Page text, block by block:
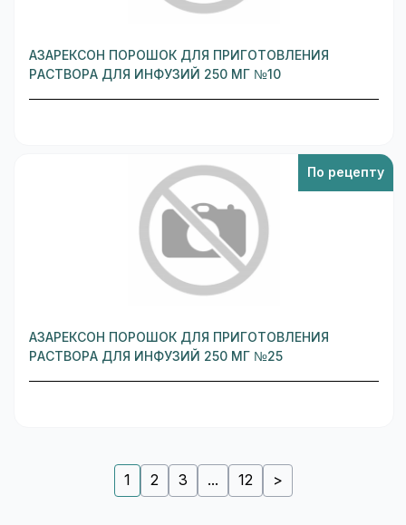
АЗАРЕКСОН ПОРОШОК ДЛЯ ПРИГОТОВЛЕНИЯ
РАСТВОРА ДЛЯ ИНФУЗИЙ 250 МГ №10
По рецепту
АЗАРЕКСОН ПОРОШОК ДЛЯ ПРИГОТОВЛЕНИЯ
РАСТВОРА ДЛЯ ИНФУЗИЙ 250 МГ №25
1 2 3 ... 12 >